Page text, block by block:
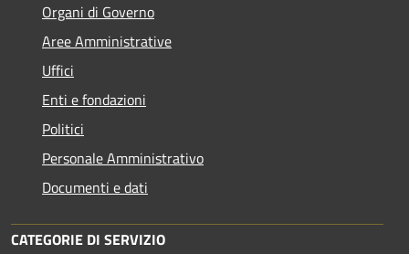
Organi di Governo
Aree Amministrative
Uffici
Enti e fondazioni
Politici
Personale Amministrativo
Documenti e dati
CATEGORIE DI SERVIZIO